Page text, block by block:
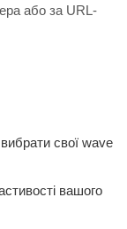
або за URL-
свої wave
вашого